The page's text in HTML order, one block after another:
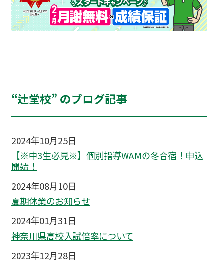
“辻堂校” のブログ記事
2024年10月25日
【※中3生必見※】個別指導WAMの冬合宿！申込
開始！
2024年08月10日
夏期休業のお知らせ
2024年01月31日
神奈川県高校入試倍率について
2023年12月28日